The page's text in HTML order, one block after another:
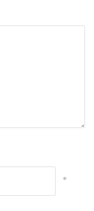
*